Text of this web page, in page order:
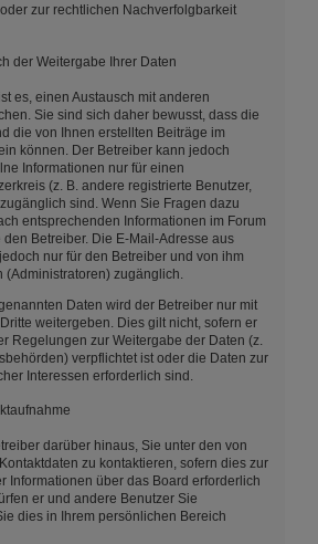
zur rechtlichen Nachverfolgbarkeit
der Weitergabe Ihrer Daten
es, einen Austausch mit anderen
Sie sind sich daher bewusst, dass die
die von Ihnen erstellten Beiträge im
können. Der Betreiber kann jedoch
Informationen nur für einen
(z. B. andere registrierte Benutzer,
sind. Wenn Sie Fragen dazu
entsprechenden Informationen im Forum
Betreiber. Die E-Mail-Adresse aus
nur für den Betreiber und von ihm
(Administratoren) zugänglich.
Daten wird der Betreiber nur mit
weitergeben. Dies gilt nicht, sofern er
Regelungen zur Weitergabe der Daten (z.
verpflichtet ist oder die Daten zur
Interessen erforderlich sind.
darüber hinaus, Sie unter den von
zu kontaktieren, sofern dies zur
Informationen über das Board erforderlich
er und andere Benutzer Sie
dies in Ihrem persönlichen Bereich